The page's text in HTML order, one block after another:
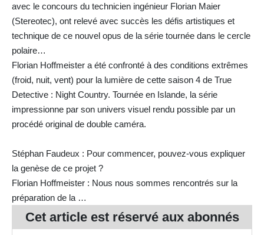
avec le concours du technicien ingénieur Florian Maier
(Stereotec), ont relevé avec succès les défis artistiques et
technique de ce nouvel opus de la série tournée dans le cercle
polaire…
Florian Hoffmeister a été confronté à des conditions extrêmes
(froid, nuit, vent) pour la lumière de cette saison 4 de True
Detective : Night Country. Tournée en Islande, la série
impressionne par son univers visuel rendu possible par un
procédé original de double caméra.
Stéphan Faudeux : Pour commencer, pouvez-vous expliquer
la genèse de ce projet ?
Florian Hoffmeister : Nous nous sommes rencontrés sur la
préparation de la …
Cet article est réservé aux abonnés